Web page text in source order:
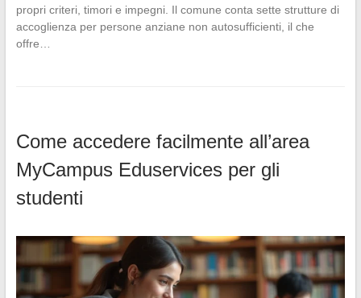
propri criteri, timori e impegni. Il comune conta sette strutture di
accoglienza per persone anziane non autosufficienti, il che
offre…
Come accedere facilmente all’area
MyCampus Eduservices per gli
studenti